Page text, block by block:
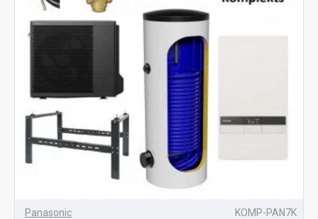
Panasonic KOMP-PAN7K